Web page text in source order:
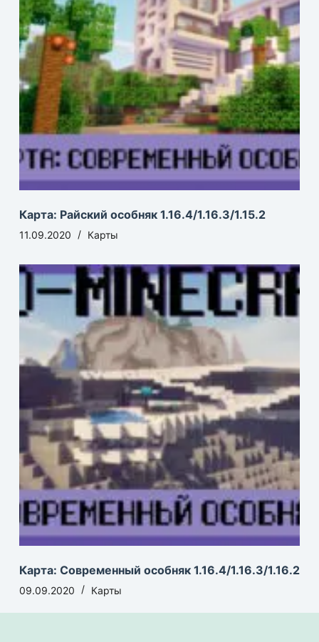
Карта: Райский особняк 1.16.4/1.16.3/1.15.2
11.09.2020 Карты
Карта: Современный особняк 1.16.4/1.16.3/1.16.2
09.09.2020 Карты